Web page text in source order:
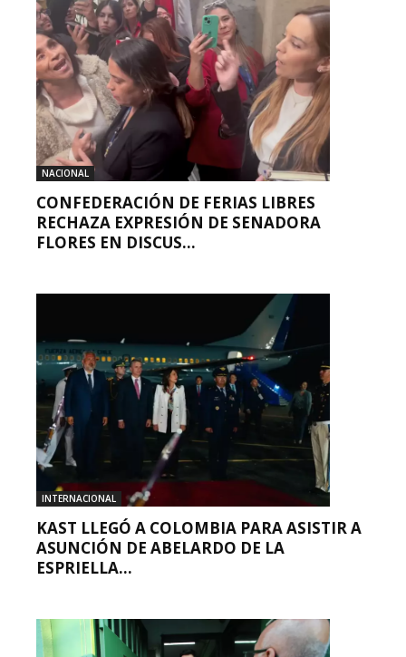
NACIONAL
CONFEDERACIÓN DE FERIAS LIBRES
RECHAZA EXPRESIÓN DE SENADORA
FLORES EN DISCUS...
INTERNACIONAL
KAST LLEGÓ A COLOMBIA PARA ASISTIR A
ASUNCIÓN DE ABELARDO DE LA
ESPRIELLA...